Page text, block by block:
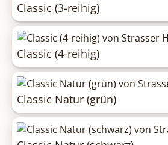
Classic (3-reihig)
Classic (4-reihig)
Classic Natur (grün)